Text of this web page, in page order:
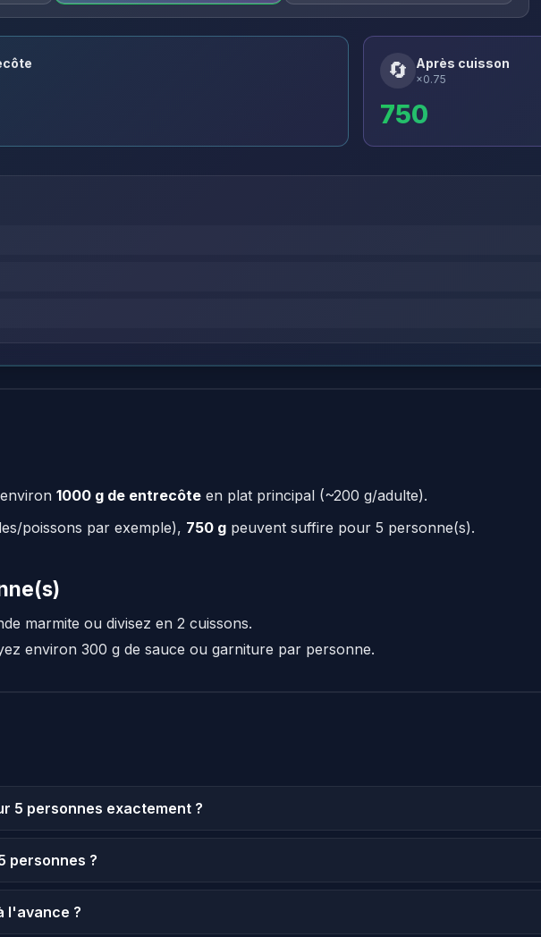
🔄 Après cuisson
×0.75
750
1000 g de entrecôte en plat principal (~200 g/adulte).
poissons par exemple), 750 g peuvent suffire pour 5 personne(s).
marmite ou divisez en 2 cuissons.
environ 300 g de sauce ou garniture par personne.
5 personnes exactement ?
personnes ?
l'avance ?